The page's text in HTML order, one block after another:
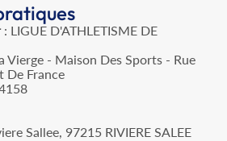
: LIGUE D'ATHLETISME DE
Vierge - Maison Des Sports - Rue
De France
Sallee, 97215 RIVIERE SALEE